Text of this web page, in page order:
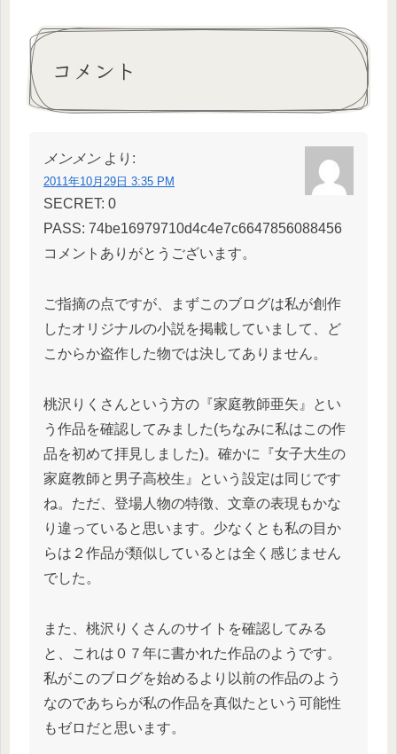
コメント
メンメン より:
2011年10月29日 3:35 PM
SECRET: 0
PASS: 74be16979710d4c4e7c6647856088456
コメントありがとうございます。
ご指摘の点ですが、まずこのブログは私が創作
したオリジナルの小説を掲載していまして、ど
こからか盗作した物では決してありません。
桃沢りくさんという方の『家庭教師亜矢』とい
う作品を確認してみました(ちなみに私はこの作
品を初めて拝見しました)。確かに『女子大生の
家庭教師と男子高校生』という設定は同じです
ね。ただ、登場人物の特徴、文章の表現もかな
り違っていると思います。少なくとも私の目か
らは２作品が類似しているとは全く感じません
でした。
また、桃沢りくさんのサイトを確認してみる
と、これは０７年に書かれた作品のようです。
私がこのブログを始めるより以前の作品のよう
なのであちらが私の作品を真似たという可能性
もゼロだと思います。